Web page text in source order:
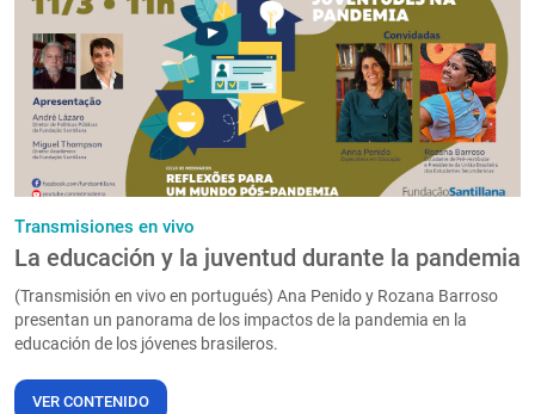
PT
Transmisiones en vivo
La educación y la juventud durante la pandemia
(Transmisión en vivo en portugués) Ana Penido y Rozana Barroso
presentan un panorama de los impactos de la pandemia en la
educación de los jóvenes brasileros.
VER CONTENIDO